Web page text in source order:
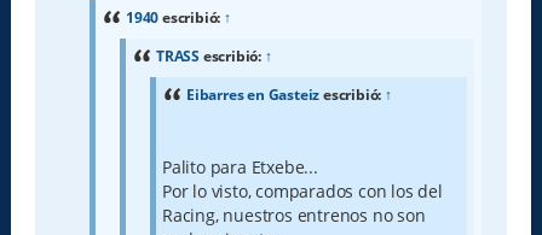
1940escribió: ↑
TRASS escribió: ↑
Eibarres en Gasteizescribió: ↑
Palito para Etxebe...
Por lo visto, comparados con los del
Racing, nuestros entrenos no son